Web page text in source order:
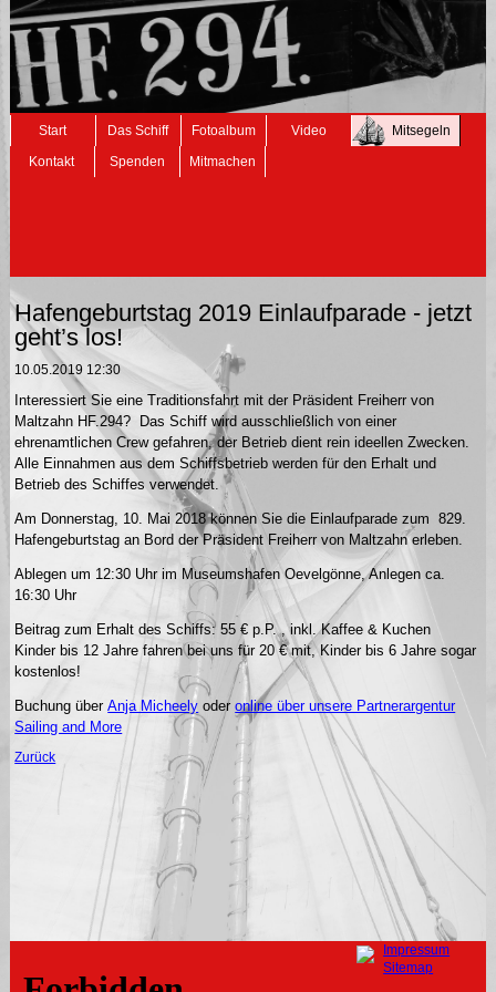
Navigation
überspringen
Start Das Schiff Fotoalbum Video
Mitsegeln
Kontakt
Spenden Mitmachen
Hafengeburtstag 2019 Einlaufparade - jetzt
geht’s los!
10.05.2019 12:30
Interessiert Sie eine Traditionsfahrt mit der Präsident Freiherr von
Maltzahn HF.294? Das Schiff wird ausschließlich von einer
ehrenamtlichen Crew gefahren, der Betrieb dient rein ideellen Zwecken.
Alle Einnahmen aus dem Schiffsbetrieb werden für den Erhalt und
Betrieb des Schiffes verwendet.
Am Donnerstag, 10. Mai 2018 können Sie die Einlaufparade zum 829.
Hafengeburtstag an Bord der Präsident Freiherr von Maltzahn erleben.
Ablegen um 12:30 Uhr im Museumshafen Oevelgönne, Anlegen ca.
16:30 Uhr
Beitrag zum Erhalt des Schiffs: 55 € p.P. , inkl. Kaffee & Kuchen
Kinder bis 12 Jahre fahren bei uns für 20 € mit, Kinder bis 6 Jahre sogar
kostenlos!
Buchung überAnja Micheely oderonline über unsere Partnerargentur
Sailing and More
Zurück
Navigation
überspringen
Impressum
Sitemap